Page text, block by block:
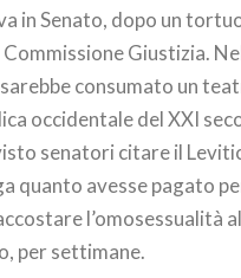
in Senato, dopo un
Giustizia.
consumato un
occidentale del XXI
senatori citare il
quanto avesse pagato
l’omosessualità
per settimane.